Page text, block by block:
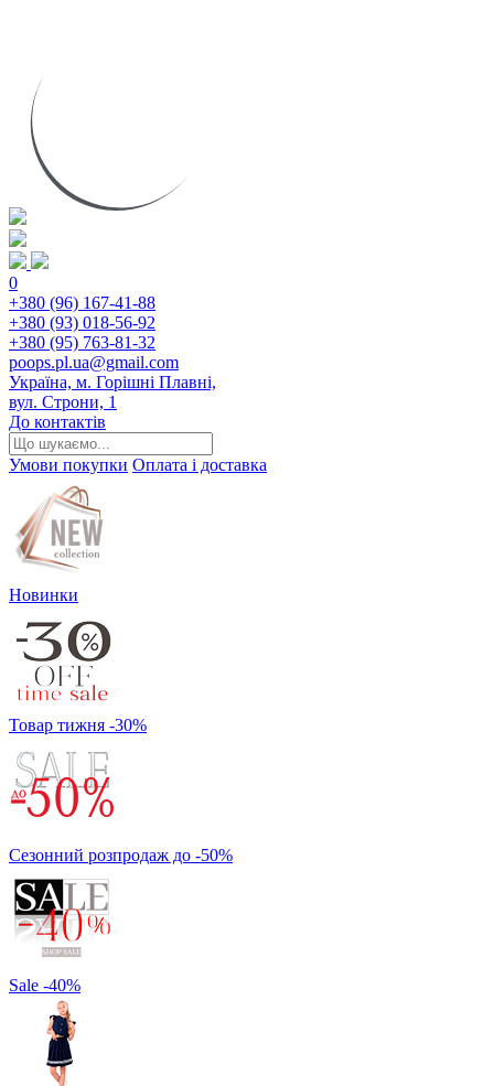
0
+380 (96) 167-41-88
+380 (93) 018-56-92
+380 (95) 763-81-32
poops.pl.ua@gmail.com
Україна, м. Горішні Плавні,
вул. Строни, 1
До контактів
Умови покупки Оплата і доставка
Новинки
Товар тижня -30%
Сезонний розпродаж до -50%
Sale -40%